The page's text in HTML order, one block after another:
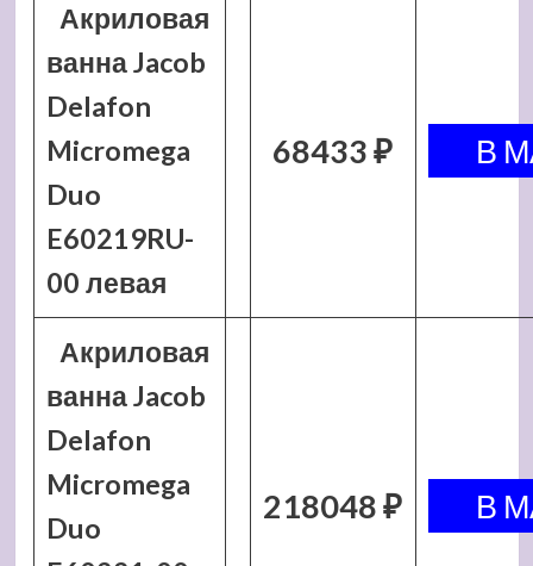
Акриловая
ванна Jacob
Delafon
Micromega
Duo
E60219RU-
00 левая
68433 ₽
Акриловая
ванна Jacob
Delafon
Micromega
Duo
218048 ₽